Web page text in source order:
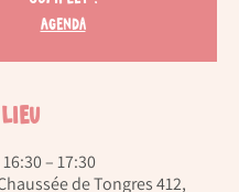
Agenda
– 17:30
de Tongres 412,